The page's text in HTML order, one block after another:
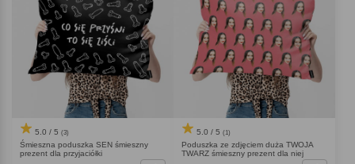
5.0 / 5 (3)
Śmieszna poduszka SEN śmieszny
prezent dla przyjaciółki
5.0 / 5 (1)
Poduszka ze zdjęciem duża TWOJA
TWARZ śmieszny prezent dla niej